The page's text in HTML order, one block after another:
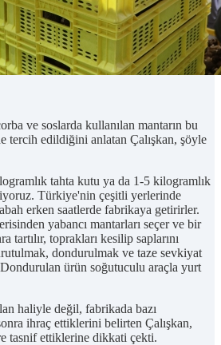
ve soslarda kullanılan mantarın bu
tercih edildiğini anlatan Çalışkan, şöyle
tahta kutu ya da 1-5 kilogramlık
Türkiye'nin çeşitli yerlerinde
erken saatlerde fabrikaya getirirler.
yabancı mantarları seçer ve bir
tartılır, toprakları kesilip saplarını
dondurulmak ve taze sevkiyat
ürün soğutuculu araçla yurt
haliyle değil, fabrikada bazı
ihraç ettiklerini belirten Çalışkan,
tasnif ettiklerine dikkati çekti.